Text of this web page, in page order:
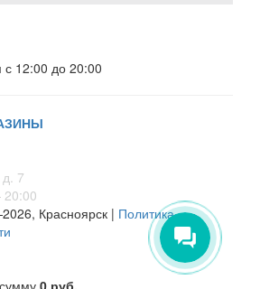
с 12:00 до 20:00
7
Красноярск | Политика
0 руб.